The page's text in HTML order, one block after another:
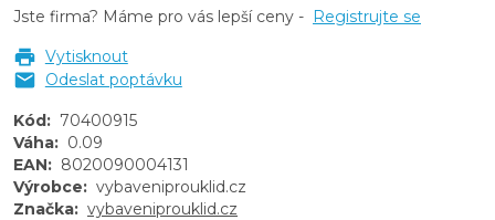
Jste firma? Máme pro vás lepší ceny - Registrujte se
Vytisknout
Odeslat poptávku
Kód: 70400915
Váha: 0.09
EAN: 8020090004131
Výrobce: vybaveniprouklid.cz
Značka: vybaveniprouklid.cz